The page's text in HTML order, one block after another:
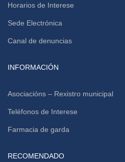
Horarios de Interese
Sede Electrónica
Canal de denuncias
INFORMACIÓN
Asociacións – Rexistro municipal
Teléfonos de Interese
Farmacia de garda
RECOMENDADO